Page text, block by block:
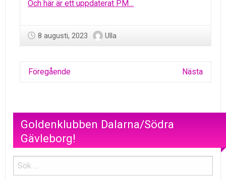
Och här är ett uppdaterat PM…
8 augusti, 2023 Ulla
Föregående Nästa
Goldenklubben Dalarna/Södra
Gävleborg!